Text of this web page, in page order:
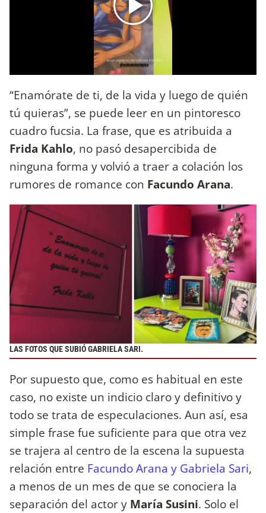
“Enamórate de ti, de la vida y luego de quién
tú quieras”, se puede leer en un pintoresco
cuadro fucsia. La frase, que es atribuida a
Frida Kahlo, no pasó desapercibida de
ninguna forma y volvió a traer a colación los
rumores de romance con Facundo Arana.
LAS FOTOS QUE SUBIÓ GABRIELA SARI.
Por supuesto que, como es habitual en este
caso, no existe un indicio claro y definitivo y
todo se trata de especulaciones. Aun así, esa
simple frase fue suficiente para que otra vez
se trajera al centro de la escena la supuesta
relación entre Facundo Arana y Gabriela Sari,
a menos de un mes de que se conociera la
separación del actor y María Susini. Solo el